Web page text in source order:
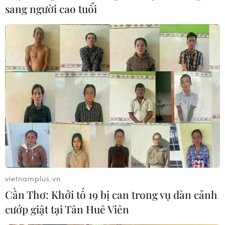
Syria: Nổ xe buýt gần thủ đô
Damascus khiến 2 người chết và 13
người bị thương
07/08/2026 00:50
Ớt nhập khẩu từ Mexico khiến hàng
trăm người tiêu dùng Mỹ nhiễm
khuẩn Salmonella
07/08/2026 00:43
Bánh xèo tôm nhảy - món ăn phải
thử khi đến Quy Nhơn
07/08/2026 00:00
sang người cao tuổi
vietnamplus.vn
Cần Thơ: Khởi tố 19 bị can trong vụ dàn cảnh
cướp giật tại Tân Huê Viên